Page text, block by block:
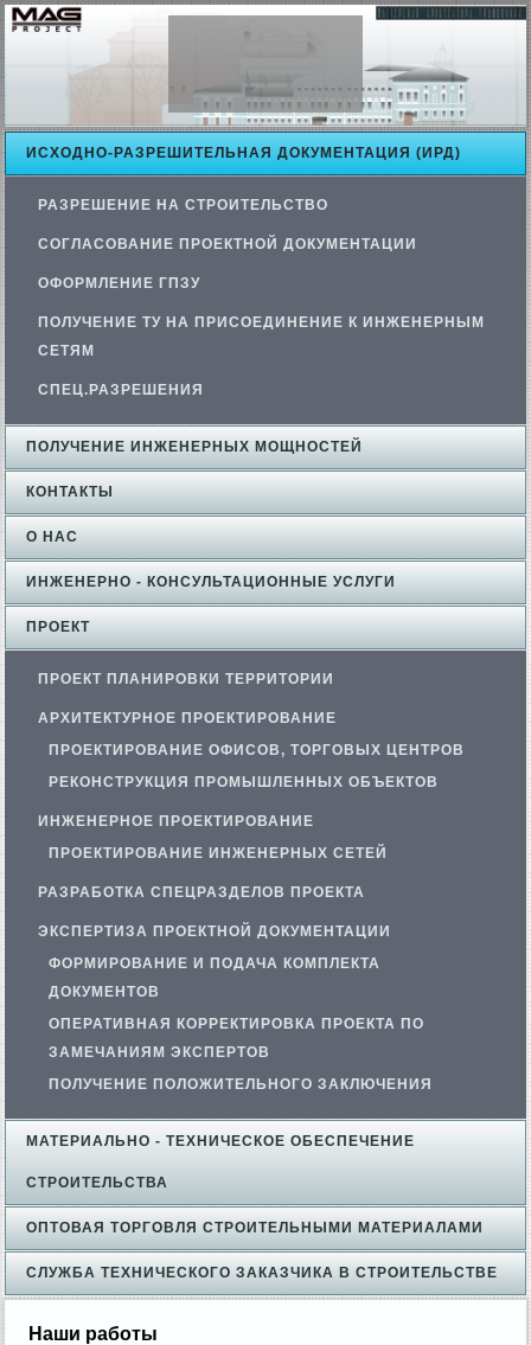
ИСХОДНО-РАЗРЕШИТЕЛЬНАЯ ДОКУМЕНТАЦИЯ (ИРД)
РАЗРЕШЕНИЕ НА СТРОИТЕЛЬСТВО
СОГЛАСОВАНИЕ ПРОЕКТНОЙ ДОКУМЕНТАЦИИ
ОФОРМЛЕНИЕ ГПЗУ
ПОЛУЧЕНИЕ ТУ НА ПРИСОЕДИНЕНИЕ К ИНЖЕНЕРНЫМ
СЕТЯМ
СПЕЦ.РАЗРЕШЕНИЯ
ПОЛУЧЕНИЕ ИНЖЕНЕРНЫХ МОЩНОСТЕЙ
КОНТАКТЫ
О НАС
ИНЖЕНЕРНО - КОНСУЛЬТАЦИОННЫЕ УСЛУГИ
ПРОЕКТ
ПРОЕКТ ПЛАНИРОВКИ ТЕРРИТОРИИ
АРХИТЕКТУРНОЕ ПРОЕКТИРОВАНИЕ
ПРОЕКТИРОВАНИЕ ОФИСОВ, ТОРГОВЫХ ЦЕНТРОВ
РЕКОНСТРУКЦИЯ ПРОМЫШЛЕННЫХ ОБЪЕКТОВ
ИНЖЕНЕРНОЕ ПРОЕКТИРОВАНИЕ
ПРОЕКТИРОВАНИЕ ИНЖЕНЕРНЫХ СЕТЕЙ
РАЗРАБОТКА СПЕЦРАЗДЕЛОВ ПРОЕКТА
ЭКСПЕРТИЗА ПРОЕКТНОЙ ДОКУМЕНТАЦИИ
ФОРМИРОВАНИЕ И ПОДАЧА КОМПЛЕКТА
ДОКУМЕНТОВ
ОПЕРАТИВНАЯ КОРРЕКТИРОВКА ПРОЕКТА ПО
ЗАМЕЧАНИЯМ ЭКСПЕРТОВ
ПОЛУЧЕНИЕ ПОЛОЖИТЕЛЬНОГО ЗАКЛЮЧЕНИЯ
МАТЕРИАЛЬНО - ТЕХНИЧЕСКОЕ ОБЕСПЕЧЕНИЕ
СТРОИТЕЛЬСТВА
ОПТОВАЯ ТОРГОВЛЯ СТРОИТЕЛЬНЫМИ МАТЕРИАЛАМИ
СЛУЖБА ТЕХНИЧЕСКОГО ЗАКАЗЧИКА В СТРОИТЕЛЬСТВЕ
Наши работы